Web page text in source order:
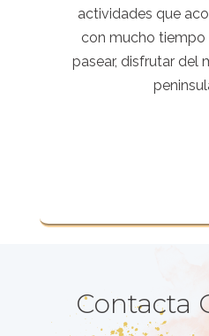
actividades que
con mucho tiempo
pasear, disfrutar del
Contacta